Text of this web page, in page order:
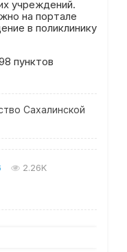
учреждений.
на портале
в поликлинику
пунктов
Сахалинской
2.26K